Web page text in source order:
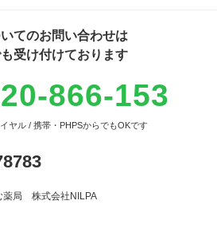
てのお問い合わせは
受け付けております
866-153
ヤル / 携帯・PHPSからでもOKです
薬局 株式会社NILPA